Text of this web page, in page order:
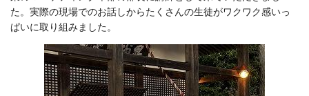
た。実際の現場でのお話しからたくさんの生徒がワクワク感いっ
ぱいに取り組みました。